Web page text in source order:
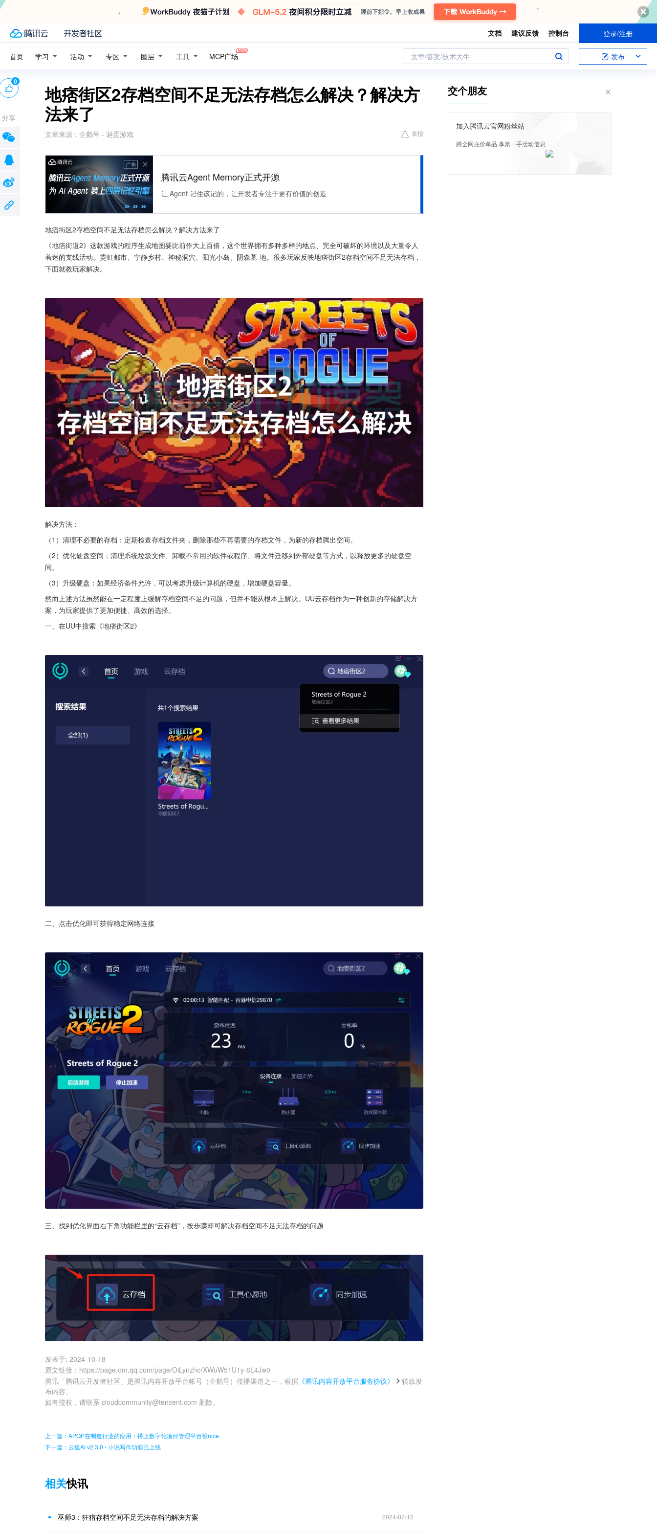
文档 建议反馈 控制台 登录/注册
首页 学习 活动 专区 圈层 工具 MCP广场 文章/答案/技术大牛 发布
地痞街区2存档空间不足无法存档怎么解决？解决方
法来了
文章来源： 企鹅号 - 诞蛋游戏 举报
广告
腾讯云Agent Memory正式开源
让 Agent 记住该记的，让开发者专注于更有价值的创造
地痞街区2存档空间不足无法存档怎么解决？解决方法来了
《地痞街道2》这款游戏的程序生成地图要比前作大上百倍，这个世界拥有多种多样的地点、完全可破坏的环境以及大量令人
着迷的支线活动。霓虹都市、宁静乡村、神秘洞穴、阳光小岛、阴森墓-地。很多玩家反映地痞街区2存档空间不足无法存档，
下面就教玩家解决。
解决方法：
（1）清理不必要的存档：定期检查存档文件夹，删除那些不再需要的存档文件，为新的存档腾出空间。
（2）优化硬盘空间：清理系统垃圾文件、卸载不常用的软件或程序、将文件迁移到外部硬盘等方式，以释放更多的硬盘空
间。
（3）升级硬盘：如果经济条件允许，可以考虑升级计算机的硬盘，增加硬盘容量。
然而上述方法虽然能在一定程度上缓解存档空间不足的问题，但并不能从根本上解决。UU云存档作为一种创新的存储解决方
案，为玩家提供了更加便捷、高效的选择。
一、在UU中搜索《地痞街区2》
二、点击优化即可获得稳定网络连接
三、找到优化界面右下角功能栏里的“云存档”，按步骤即可解决存档空间不足无法存档的问题
发表于: 2024-10-18
原文链接 ： https://page.om.qq.com/page/OiLynzhcrXWuW51U1y-6L4Jw0
腾讯「腾讯云开发者社区」是腾讯内容开放平台帐号（企鹅号）传播渠道之一，根据 《腾讯内容开放平台服务协议》
转载发
布内容。
如有侵权，请联系 cloudcommunity@tencent.com 删除。
0
分享
上一篇：APQP在制造行业的应用：搭上数字化项目管理平台很nice
下一篇：云狐AI v2.3.0 - 小说写作功能已上线
相关快讯
巫师3：狂猎存档空间不足无法存档的解决方案 2024-07-12
交个朋友
加入腾讯云官网粉丝站
蹲全网底价单品 享第一手活动信息